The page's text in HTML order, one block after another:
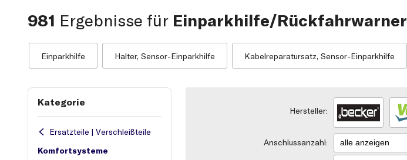
981 Ergebnisse für Einparkhilfe/Rückfahrwarner
Einparkhilfe Halter, Sensor-Einparkhilfe Kabelreparatursatz, Sensor-Einparkhilfe
Kategorie
Ersatzteile | Verschleißteile
Komfortsysteme
Hersteller:
Anschlussanzahl: